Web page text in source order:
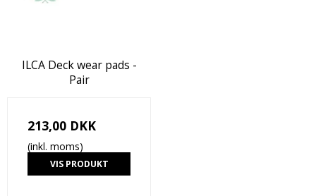
ILCA Deck wear pads -
Pair
213,00 DKK
(inkl. moms)
VIS PRODUKT